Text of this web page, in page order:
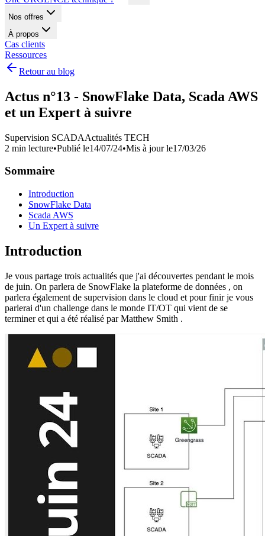
Nos offres
À propos
Cas clients
Ressources
Retour au blog
Actus n°13 - SnowFlake Data, Scada AWS
et un Expert à suivre
Supervision SCADAActualités TECH
2 min lecture•Publié le14/07/24•Mis à jour le17/03/26
Sommaire
Introduction
SnowFlake Data
Scada AWS
Un Expert à suivre
Introduction
Je vous partage trois actualités que j'ai découvertes pendant le mois
de juin. On parlera de SnowFlake la plateforme de données , on
parlera également de supervision dans le cloud et pour finir je vous
parlerai d'un challenge dans le monde IT/OT qui vient de se
terminer et qui a été réalisé par Matthew Smith .